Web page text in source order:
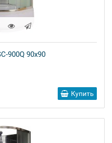
900Q 90x90
Купить